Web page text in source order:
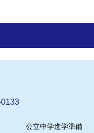
公立中学進学準備